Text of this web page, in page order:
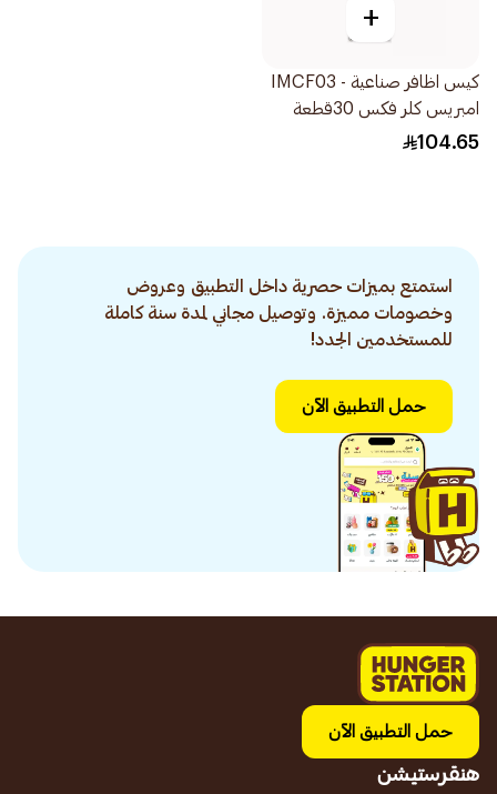
+
كيس اظافر صناعية - IMCF03
امبريس كلر فكس 30قطعة
104.65
استمتع بميزات حصرية داخل التطبيق وعروض
وخصومات مميزة. وتوصيل مجاني لمدة سنة كاملة
للمستخدمين الجدد!
حمل التطبيق الآن
حمل التطبيق الآن
هنقرستيشن